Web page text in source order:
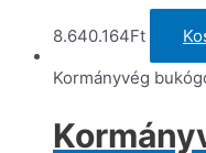
8.640.164Ft
Kormányvég